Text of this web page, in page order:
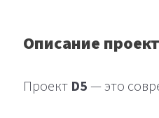
Описание
Проект D5— это